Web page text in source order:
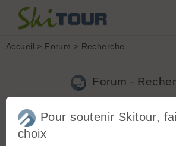
Accueil > Forum > Recherche
Forum -
Nouveau sujet|Voir tous les sujets
35 résultats
Pour soutenir Skitour,
choix